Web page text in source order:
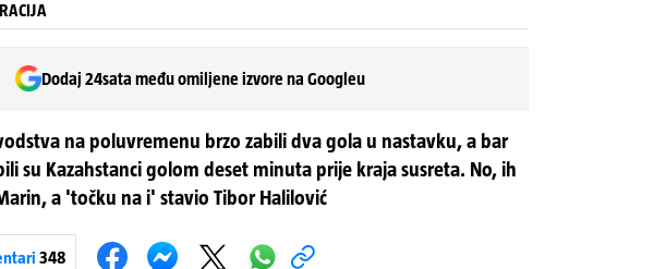
Dodaj 24sata među omiljene izvore na Googleu
na poluvremenu brzo zabili dva gola u nastavku, a bar
su Kazahstanci golom deset minuta prije kraja susreta. No, ih
a 'točku na i' stavio Tibor Halilović
348